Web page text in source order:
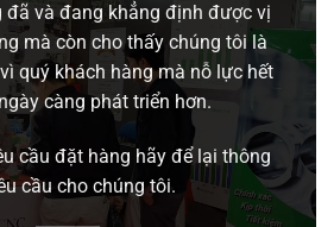
đã và đang khẳng định được vị
mà còn cho thấy chúng tôi là
quý khách hàng mà nỗ lực hết
càng phát triển hơn.
cầu đặt hàng hãy để lại thông
cầu cho chúng tôi.